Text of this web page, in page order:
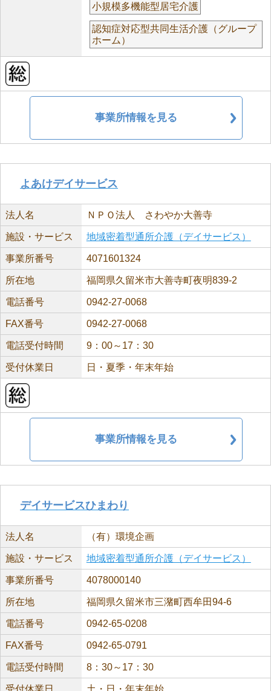
小規模多機能型居宅介護
認知症対応型共同生活介護（グループ
ホーム）
事業所情報を見る
よあけデイサービス
法人名 ＮＰＯ法人 さわやか大善寺
施設・サービス 地域密着型通所介護（デイサービス）
事業所番号 4071601324
所在地 福岡県久留米市大善寺町夜明839-2
電話番号 0942-27-0068
FAX番号 0942-27-0068
電話受付時間 9：00～17：30
受付休業日 日・夏季・年末年始
事業所情報を見る
デイサービスひまわり
法人名 （有）環境企画
施設・サービス 地域密着型通所介護（デイサービス）
事業所番号 4078000140
所在地 福岡県久留米市三潴町西牟田94-6
電話番号 0942-65-0208
FAX番号 0942-65-0791
電話受付時間 8：30～17：30
受付休業日 土・日・年末年始